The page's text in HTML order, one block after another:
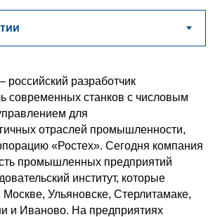
российский разработчик
современных станков с числовым
для
отраслей промышленности,
«Ростех». Сегодня компания
промышленных предприятий
институт, которые
Ульяновске, Стерлитамаке,
и Иваново. На предприятиях